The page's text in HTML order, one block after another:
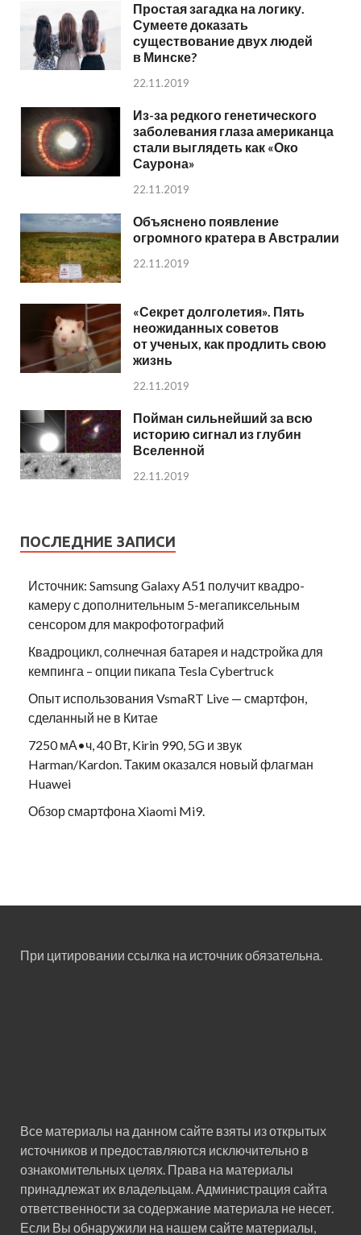
Простая загадка на логику.
Сумеете доказать
существование двух людей
в Минске?
22.11.2019
Из-за редкого генетического
заболевания глаза американца
стали выглядеть как «Око
Саурона»
22.11.2019
Объяснено появление
огромного кратера в Австралии
22.11.2019
«Секрет долголетия». Пять
неожиданных советов
от ученых, как продлить свою
жизнь
22.11.2019
Пойман сильнейший за всю
историю сигнал из глубин
Вселенной
22.11.2019
ПОСЛЕДНИЕ ЗАПИСИ
Источник: Samsung Galaxy A51 получит квадро-
камеру с дополнительным 5-мегапиксельным
сенсором для макрофотографий
Квадроцикл, солнечная батарея и надстройка для
кемпинга – опции пикапа Tesla Cybertruck
Опыт использования VsmaRT Live — смартфон,
сделанный не в Китае
7250 мА•ч, 40 Вт, Kirin 990, 5G и звук
Harman/Kardon. Таким оказался новый флагман
Huawei
Обзор смартфона Xiaomi Mi9.
При цитировании ссылка на источник обязательна.
Все материалы на данном сайте взяты из открытых
источников и предоставляются исключительно в
ознакомительных целях. Права на материалы
принадлежат их владельцам. Администрация сайта
ответственности за содержание материала не несет.
Если Вы обнаружили на нашем сайте материалы,